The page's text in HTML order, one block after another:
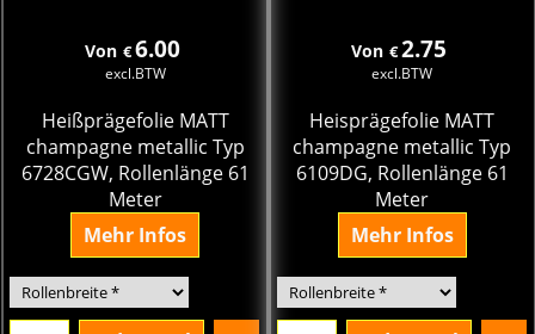
Von €6.00
excl.BTW
Heißprägefolie MATT
champagne metallic Typ
6728CGW, Rollenlänge 61
Meter
Mehr Infos
Von €2.75
excl.BTW
Heisprägefolie MATT
champagne metallic Typ
6109DG, Rollenlänge 61
Meter
Mehr Infos